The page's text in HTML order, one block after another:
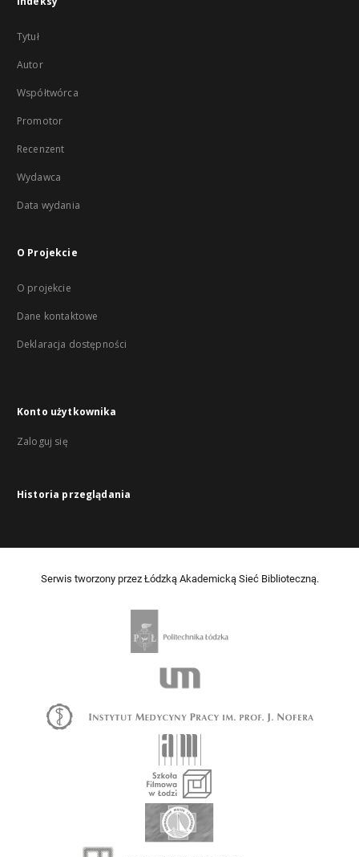
Tytuł
Autor
Współtwórca
Promotor
Recenzent
Wydawca
Data wydania
O Projekcie
O projekcie
Dane kontaktowe
Deklaracja dostępności
Konto użytkownika
Zaloguj się
Historia przeglądania
Serwis tworzony przez Łódzką Akademicką Sieć Biblioteczną.